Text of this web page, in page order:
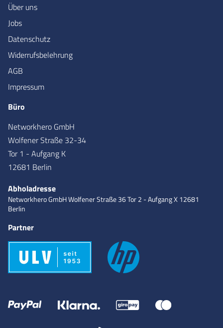
Über uns
Jobs
Datenschutz
Widerrufsbelehrung
AGB
Impressum
Büro
Networkhero GmbH
Wolfener Straße 32-34
Tor 1 - Aufgang K
12681 Berlin
Abholadresse
Networkhero GmbHWolfener Straße 36Tor 2 - Aufgang X12681
Berlin
Partner